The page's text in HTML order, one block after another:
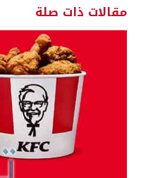
مقالات ذات صلة